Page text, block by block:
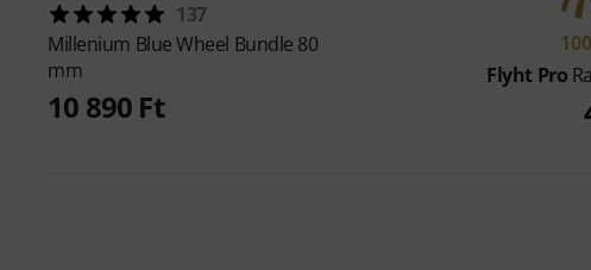
137
Millenium Blue Wheel Bundle 80
mm
10 890 Ft
Flyht Pro